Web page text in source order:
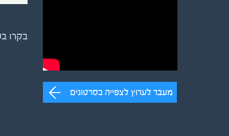
מעבר לערוץ לצפייה בסרטונים
בקרו